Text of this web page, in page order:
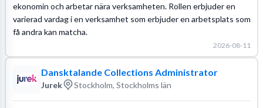
ekonomin och arbetar nära verksamheten. Rollen erbjuder en
varierad vardag i en verksamhet som erbjuder en arbetsplats som
få andra kan matcha.
2026-08-11
Dansktalande Collections Administrator
Jurek Stockholm, Stockholms län